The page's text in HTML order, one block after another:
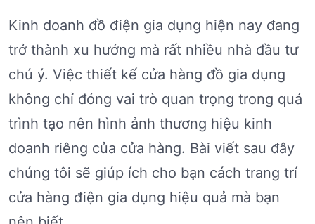
Kinh doanh đồ điện gia dụng hiện nay đang
trở thành xu hướng mà rất nhiều nhà đầu tư
chú ý. Việc thiết kế cửa hàng đồ gia dụng
không chỉ đóng vai trò quan trọng trong quá
trình tạo nên hình ảnh thương hiệu kinh
doanh riêng của cửa hàng. Bài viết sau đây
chúng tôi sẽ giúp ích cho bạn cách trang trí
cửa hàng điện gia dụng hiệu quả mà bạn